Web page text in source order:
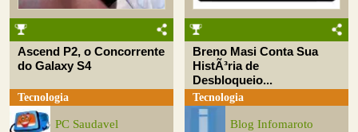
Ascend P2, o Concorrente
do Galaxy S4
Tecnologia
PC Saudavel
Breno Masi Conta Sua
HistÃ³ria de
Desbloqueio...
Tecnologia
Blog Infomaroto